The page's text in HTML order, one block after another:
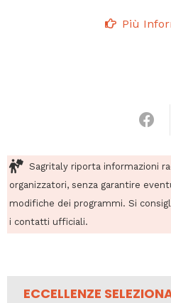
Più
Sagritaly riporta informazioni
organizzatori, senza garantire
modifiche dei programmi. Si
i contatti ufficiali.
ECCELLENZE